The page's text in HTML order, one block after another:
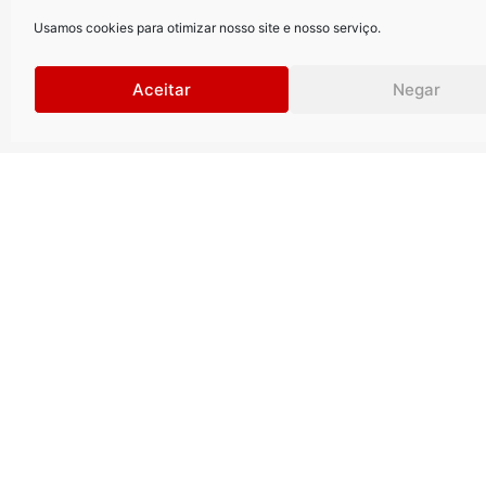
Usamos cookies para otimizar nosso site e nosso serviço.
Aceitar Negar